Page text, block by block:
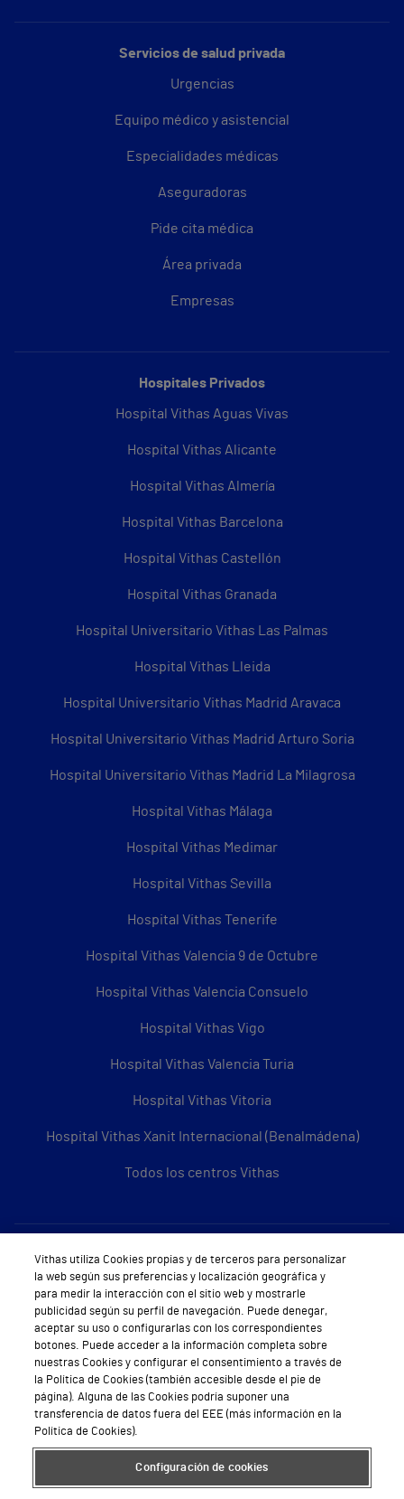
Servicios de salud privada
Urgencias
Equipo médico y asistencial
Especialidades médicas
Aseguradoras
Pide cita médica
Área privada
Empresas
Hospitales Privados
Hospital Vithas Aguas Vivas
Hospital Vithas Alicante
Hospital Vithas Almería
Hospital Vithas Barcelona
Hospital Vithas Castellón
Hospital Vithas Granada
Hospital Universitario Vithas Las Palmas
Hospital Vithas Lleida
Hospital Universitario Vithas Madrid Aravaca
Hospital Universitario Vithas Madrid Arturo Soria
Hospital Universitario Vithas Madrid La Milagrosa
Hospital Vithas Málaga
Hospital Vithas Medimar
Hospital Vithas Sevilla
Hospital Vithas Tenerife
Hospital Vithas Valencia 9 de Octubre
Hospital Vithas Valencia Consuelo
Hospital Vithas Vigo
Hospital Vithas Valencia Turia
Hospital Vithas Vitoria
Hospital Vithas Xanit Internacional (Benalmádena)
Todos los centros Vithas
Sobre Vithas
Quiénes somos
Trabajar en Vithas
Teléfono Cita Médica
Teléfono Atención al Cliente
Política de seguridad y salud en el trabajo
Conoce a Supervita
Vithas utiliza Cookies propias y de terceros para personalizar
la web según sus preferencias y localización geográfica y
para medir la interacción con el sitio web y mostrarle
publicidad según su perfil de navegación. Puede denegar,
aceptar su uso o configurarlas con los correspondientes
botones. Puede acceder a la información completa sobre
nuestras Cookies y configurar el consentimiento a través de
la Política de Cookies (también accesible desde el pie de
página). Alguna de las Cookies podría suponer una
transferencia de datos fuera del EEE (más información en la
Política de Cookies).
Configuración de cookies